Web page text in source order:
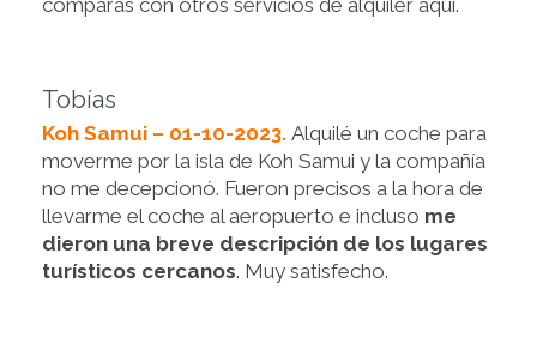
Tobías
Koh Samui – 01-10-2023. Alquilé un coche para
moverme por la isla de Koh Samui y la compañía
no me decepcionó. Fueron precisos a la hora de
llevarme el coche al aeropuerto e incluso me
dieron una breve descripción de los lugares
turísticos cercanos. Muy satisfecho.